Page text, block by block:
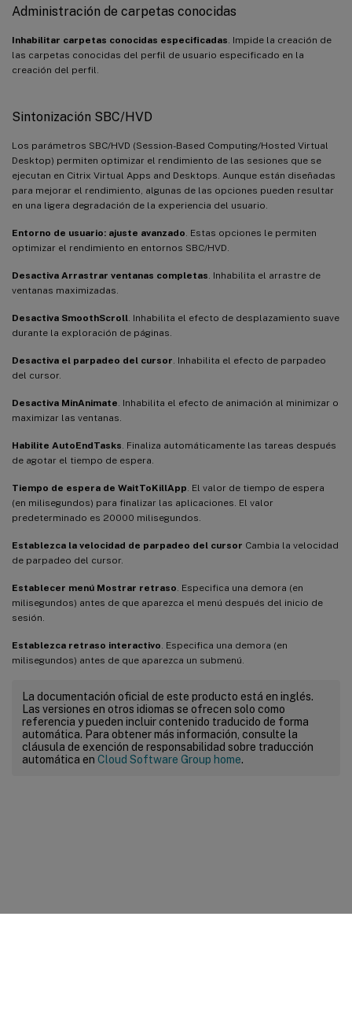
Administración de carpetas conocidas
Inhabilitar carpetas conocidas especificadas . Impide la creación de
las carpetas conocidas del perfil de usuario especificado en la
creación del perfil.
Sintonización SBC/HVD
Los parámetros SBC/HVD (Session-Based Computing/Hosted Virtual
Desktop) permiten optimizar el rendimiento de las sesiones que se
ejecutan en Citrix Virtual Apps and Desktops. Aunque están diseñadas
para mejorar el rendimiento, algunas de las opciones pueden resultar
en una ligera degradación de la experiencia del usuario.
Entorno de usuario: ajuste avanzado . Estas opciones le permiten
optimizar el rendimiento en entornos SBC/HVD.
Desactiva Arrastrar ventanas completas . Inhabilita el arrastre de
ventanas maximizadas.
Desactiva SmoothScroll . Inhabilita el efecto de desplazamiento suave
durante la exploración de páginas.
Desactiva el parpadeo del cursor . Inhabilita el efecto de parpadeo
del cursor.
Desactiva MinAnimate . Inhabilita el efecto de animación al minimizar o
maximizar las ventanas.
Habilite AutoEndTasks . Finaliza automáticamente las tareas después
de agotar el tiempo de espera.
Tiempo de espera de WaitToKillApp . El valor de tiempo de espera
(en milisegundos) para finalizar las aplicaciones. El valor
predeterminado es 20000 milisegundos.
Establezca la velocidad de parpadeo del cursor Cambia la velocidad
de parpadeo del cursor.
Establecer menú Mostrar retraso . Especifica una demora (en
milisegundos) antes de que aparezca el menú después del inicio de
sesión.
Establezca retraso interactivo . Especifica una demora (en
milisegundos) antes de que aparezca un submenú.
La documentación oficial de este producto está en inglés.
Las versiones en otros idiomas se ofrecen solo como
referencia y pueden incluir contenido traducido de forma
automática. Para obtener más información, consulte la
cláusula de exención de responsabilidad sobre traducción
automática en Cloud Software Group home.